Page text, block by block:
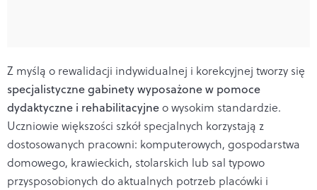
Z myślą o rewalidacji indywidualnej i korekcyjnej tworzy się
specjalistyczne gabinety wyposażone w pomoce
dydaktyczne i rehabilitacyjneo wysokim standardzie.
Uczniowie większości szkół specjalnych korzystają z
dostosowanych pracowni: komputerowych, gospodarstwa
domowego, krawieckich, stolarskich lub sal typowo
przysposobionych do aktualnych potrzeb placówki i